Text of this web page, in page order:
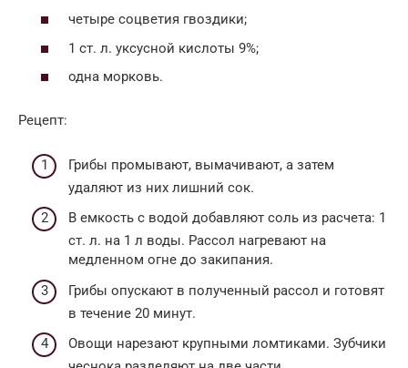
четыре соцветия гвоздики;
1 ст. л. уксусной кислоты 9%;
одна морковь.
Рецепт:
Грибы промывают, вымачивают, а затем
удаляют из них лишний сок.
В емкость с водой добавляют соль из расчета: 1
ст. л. на 1 л воды. Рассол нагревают на
медленном огне до закипания.
Грибы опускают в полученный рассол и готовят
в течение 20 минут.
Овощи нарезают крупными ломтиками. Зубчики